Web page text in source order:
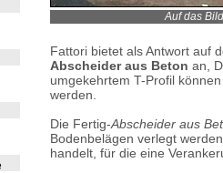
Auf das
Fattori bietet als Antwort auf
Abscheider aus Beton an,
umgekehrtem T-Profil
werden.
Die Fertig-Abscheider aus
Bodenbelägen verlegt
handelt, für die eine